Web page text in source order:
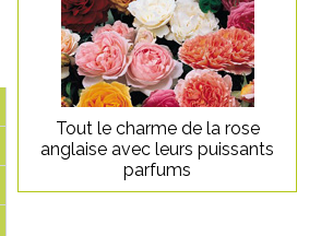
Tout le charme de la rose
anglaise avec leurs puissants
parfums